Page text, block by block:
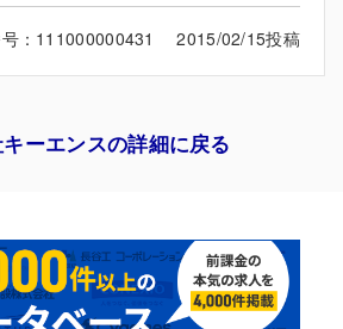
号：111000000431 2015/02/15投稿
ーエンスの詳細に戻る